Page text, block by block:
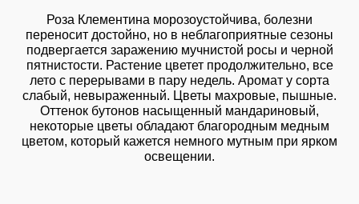
Роза Клементина морозоустойчива, болезни
переносит достойно, но в неблагоприятные сезоны
подвергается заражению мучнистой росы и черной
пятнистости. Растение цветет продолжительно, все
лето с перерывами в пару недель. Аромат у сорта
слабый, невыраженный. Цветы махровые, пышные.
Оттенок бутонов насыщенный мандариновый,
некоторые цветы обладают благородным медным
цветом, который кажется немного мутным при ярком
освещении.